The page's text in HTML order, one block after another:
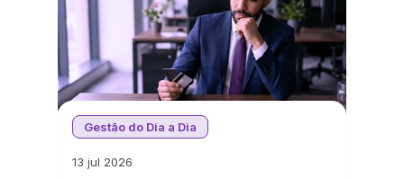
Gestão do Dia a Dia
13 jul 2026